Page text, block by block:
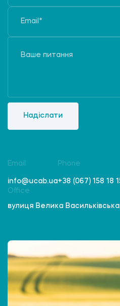
Надіслати
Email
info@ucab.ua
Phone
+38 (067) 158 18
Office
вулиця Велика